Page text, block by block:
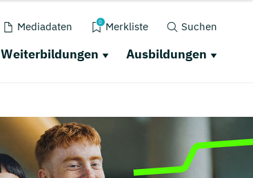
Mediadaten 0 Merkliste Suchen
Weiterbildungen Ausbildungen